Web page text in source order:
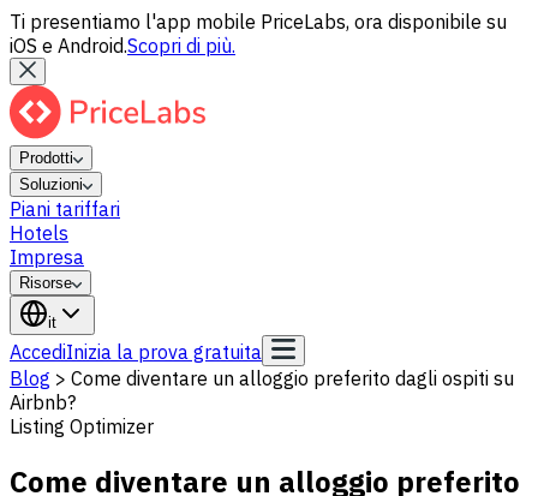
Ti presentiamo l'app mobile PriceLabs, ora disponibile su
iOS e Android.Scopri di più.
Prodotti
Soluzioni
Piani tariffari
Hotels
Impresa
Risorse
it
AccediInizia la prova gratuita
Blog > Come diventare un alloggio preferito dagli ospiti su
Airbnb?
Listing Optimizer
Come diventare un alloggio preferito